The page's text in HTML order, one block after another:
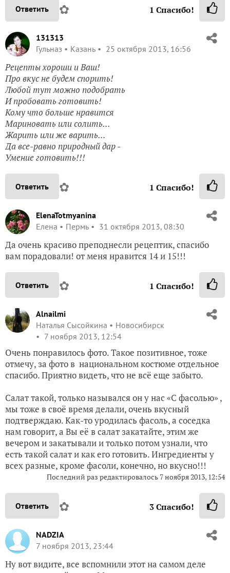
Ответить ✿ 1 Спасибо!
131313
Гульназ
Казань 25 октября 2013, 16:56
Рецепты хороши и Ваш!
Про вкус не будем спорить!
Любой тут можно подобрать
И пробовать готовить!
Кому что больше нравится
Мариновать или солить...
Жарить или же варить...
Да все-равно природный дар -
Умение готовить!!!
Ответить ✿ 1 Спасибо!
ElenaTotmyanina
Елена
Пермь 31 октября 2013, 08:30
Да очень красиво преподнесли рецептик, спасибо
вам порадовали! от меня нравится 14 и 15!!!
Ответить ✿ 1 Спасибо!
Alnailmi
Наталья Сысойкина
Новосибирск
7 ноября 2013, 12:54
Очень понравилось фото. Такое позитивное, тоже
отмечу, за фото в национальном костюме отдельное
спасибо. Приятно видеть, что не всё еще забыто.
Салат такой, только назывался он у нас «С фасолью» ,
мы тоже в своё время делали, очень вкусный
подтверждаю. Как-то уродилась фасоль, а соседка
нам говорит, а Вы её в салат закатайте, этим же
вечером и закатывали и только потом узнали, что
есть такой салат и как его готовить. Ингредиенты у
всех разные, кроме фасоли, конечно, но вкусно!!!
Последний раз редактировалось 7 ноября 2013, 12:54
Ответить ✿ 3Спасибо!
NADZIA
7 ноября 2013, 23:44
Ну вот видите, все вспомнили этот на самом деле